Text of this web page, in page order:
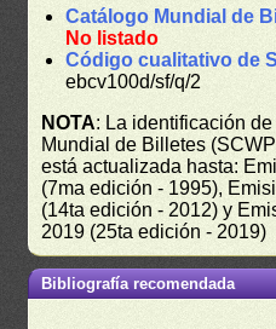
Catálogo Mundial de
No listado
Código cualitativo de
ebcv100d/sf/q/2
NOTA: La identificación
Mundial de Billetes
está actualizada hasta:
(7ma edición - 1995),
(14ta edición - 2012) y
2019 (25ta edición - 2019)
Bibliografía recomendada